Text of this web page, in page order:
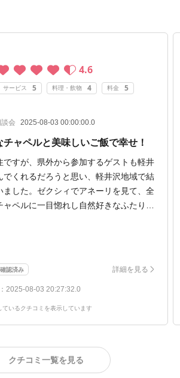
4.6
サービス 5 料理・飲物 4 料金 5
会 2025-08-03 00:00:00.0
ャペルと美味しいご飯で幸せ！
ですが、県外から参加するゲストも軽井
でくれるだろうと思い、軽井沢地域で結
ました。ゼクシィでアネーリを見て、全
ペルに一目惚れし自然好きなふたりに
と思いブライダルフェアに参加しまし
、披露宴会場やお料理など全ていいな
日の事を想像すると泣きそうになってし
しました。
ランで料金が凄く抑えらる事も魅力的
ブライダルフェアが初めてな私たちに
どれくらいになるかということまで見積
り安心しました。
確認済み 詳細を見る
2025-08-03 20:27:32.0
いるクチコミを表示しています
クチコミ一覧を見る